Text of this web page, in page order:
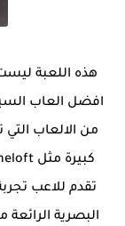
هذه اللعبة
من الالعاب
كبيرة مثل
تقدم للاعب
البصرية